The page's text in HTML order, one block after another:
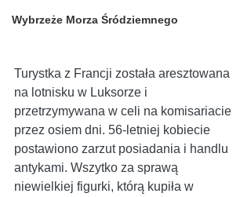
Wybrzeże Morza Śródziemnego
Turystka z Francji została aresztowana
na lotnisku w Luksorze i
przetrzymywana w celi na komisariacie
przez osiem dni. 56-letniej kobiecie
postawiono zarzut posiadania i handlu
antykami. Wszytko za sprawą
niewielkiej figurki, którą kupiła w